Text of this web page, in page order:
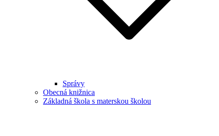
Správy
Obecná knižnica
Základná škola s materskou školou